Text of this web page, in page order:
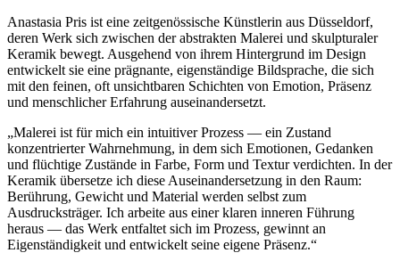
Anastasia Pris ist eine zeitgenössische Künstlerin aus Düsseldorf,
deren Werk sich zwischen der abstrakten Malerei und skulpturaler
Keramik bewegt. Ausgehend von ihrem Hintergrund im Design
entwickelt sie eine prägnante, eigenständige Bildsprache, die sich
mit den feinen, oft unsichtbaren Schichten von Emotion, Präsenz
und menschlicher Erfahrung auseinandersetzt.
„Malerei ist für mich ein intuitiver Prozess — ein Zustand
konzentrierter Wahrnehmung, in dem sich Emotionen, Gedanken
und flüchtige Zustände in Farbe, Form und Textur verdichten. In der
Keramik übersetze ich diese Auseinandersetzung in den Raum:
Berührung, Gewicht und Material werden selbst zum
Ausdrucksträger. Ich arbeite aus einer klaren inneren Führung
heraus — das Werk entfaltet sich im Prozess, gewinnt an
Eigenständigkeit und entwickelt seine eigene Präsenz.“